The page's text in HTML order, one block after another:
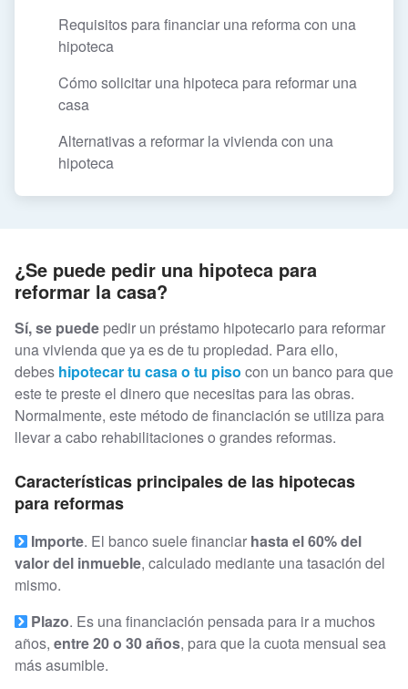
Requisitos para financiar una reforma con una
hipoteca
Cómo solicitar una hipoteca para reformar una
casa
Alternativas a reformar la vivienda con una
hipoteca
¿Se puede pedir una hipoteca para
reformar la casa?
Sí, se puede pedir un préstamo hipotecario para reformar
una vivienda que ya es de tu propiedad. Para ello,
debes hipotecar tu casa o tu piso con un banco para que
este te preste el dinero que necesitas para las obras.
Normalmente, este método de financiación se utiliza para
llevar a cabo rehabilitaciones o grandes reformas.
Características principales de las hipotecas
para reformas
Importe. El banco suele financiar hasta el 60% del
valor del inmueble, calculado mediante una tasación del
mismo.
Plazo. Es una financiación pensada para ir a muchos
años, entre 20 o 30 años, para que la cuota mensual sea
más asumible.